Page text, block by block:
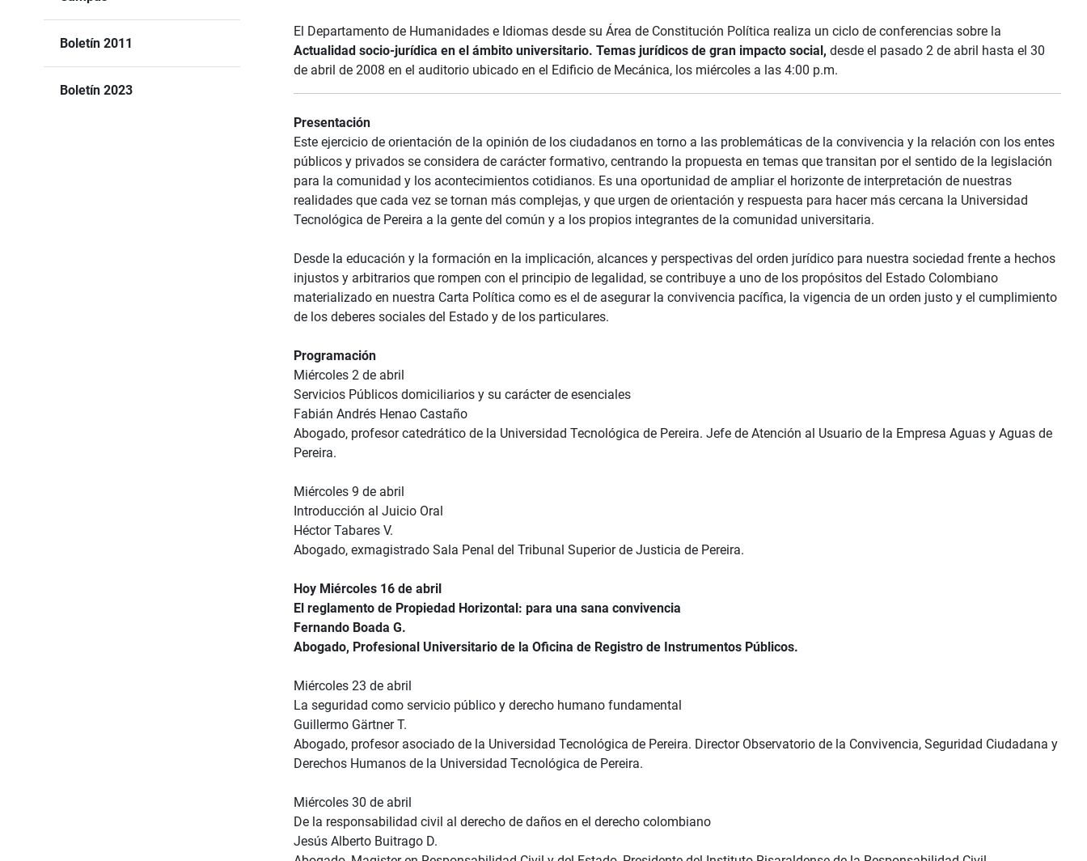
Boletín 2011
Boletín 2023
El Departamento de Humanidades e Idiomas desde su Área de Constitución Política realiza un ciclo de conferencias sobre la
Actualidad socio-jurídica en el ámbito universitario. Temas jurídicos de gran impacto social, desde el pasado 2 de abril hasta el 30
de abril de 2008 en el auditorio ubicado en el Edificio de Mecánica, los miércoles a las 4:00 p.m.
Presentación
Este ejercicio de orientación de la opinión de los ciudadanos en torno a las problemáticas de la convivencia y la relación con los entes
públicos y privados se considera de carácter formativo, centrando la propuesta en temas que transitan por el sentido de la legislación
para la comunidad y los acontecimientos cotidianos. Es una oportunidad de ampliar el horizonte de interpretación de nuestras
realidades que cada vez se tornan más complejas, y que urgen de orientación y respuesta para hacer más cercana la Universidad
Tecnológica de Pereira a la gente del común y a los propios integrantes de la comunidad universitaria.
Desde la educación y la formación en la implicación, alcances y perspectivas del orden jurídico para nuestra sociedad frente a hechos
injustos y arbitrarios que rompen con el principio de legalidad, se contribuye a uno de los propósitos del Estado Colombiano
materializado en nuestra Carta Política como es el de asegurar la convivencia pacífica, la vigencia de un orden justo y el cumplimiento
de los deberes sociales del Estado y de los particulares.
Programación
Miércoles 2 de abril
Servicios Públicos domiciliarios y su carácter de esenciales
Fabián Andrés Henao Castaño
Abogado, profesor catedrático de la Universidad Tecnológica de Pereira. Jefe de Atención al Usuario de la Empresa Aguas y Aguas de
Pereira.
Miércoles 9 de abril
Introducción al Juicio Oral
Héctor Tabares V.
Abogado, exmagistrado Sala Penal del Tribunal Superior de Justicia de Pereira.
Hoy Miércoles 16 de abril
El reglamento de Propiedad Horizontal: para una sana convivencia
Fernando Boada G.
Abogado, Profesional Universitario de la Oficina de Registro de Instrumentos Públicos.
Miércoles 23 de abril
La seguridad como servicio público y derecho humano fundamental
Guillermo Gärtner T.
Abogado, profesor asociado de la Universidad Tecnológica de Pereira. Director Observatorio de la Convivencia, Seguridad Ciudadana y
Derechos Humanos de la Universidad Tecnológica de Pereira.
Miércoles 30 de abril
De la responsabilidad civil al derecho de daños en el derecho colombiano
Jesús Alberto Buitrago D.